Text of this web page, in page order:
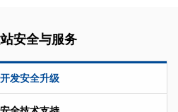
安全与服务
发安全升级